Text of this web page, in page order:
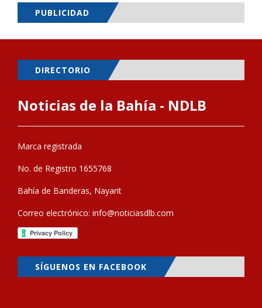
PUBLICIDAD
DIRECTORIO
Noticias de la Bahía - NDLB
Marca registrada
No. de Registro 1655768
Bahía de Banderas, Nayarit
Correo electrónico: info@noticiasdlb.com
SÍGUENOS EN FACEBOOK